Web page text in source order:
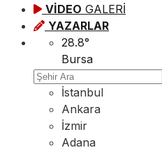
VİDEO GALERİ
YAZARLAR
28.8°
Bursa
İstanbul
Ankara
İzmir
Adana